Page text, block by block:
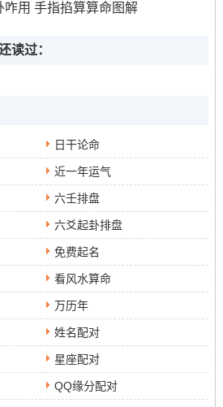
现的过程中要注意理解同尊重对方
自己的状态、增强双方的协作性还
羯座同双子座之间的感情呢？!
对方的内心世界与情感需求。要
激。比如说道出心里话，说不定
心同体贴。多从对方的视角出
温馨的环境...
找你
开始要认识他们的个性与心理；
和、亲切的语言跟方法同他们交
咋用 手指掐算算命图解
读过：
日干论命
近一年运气
六壬排盘
六爻起卦排盘
免费起名
看风水算命
万历年
姓名配对
星座配对
QQ缘分配对